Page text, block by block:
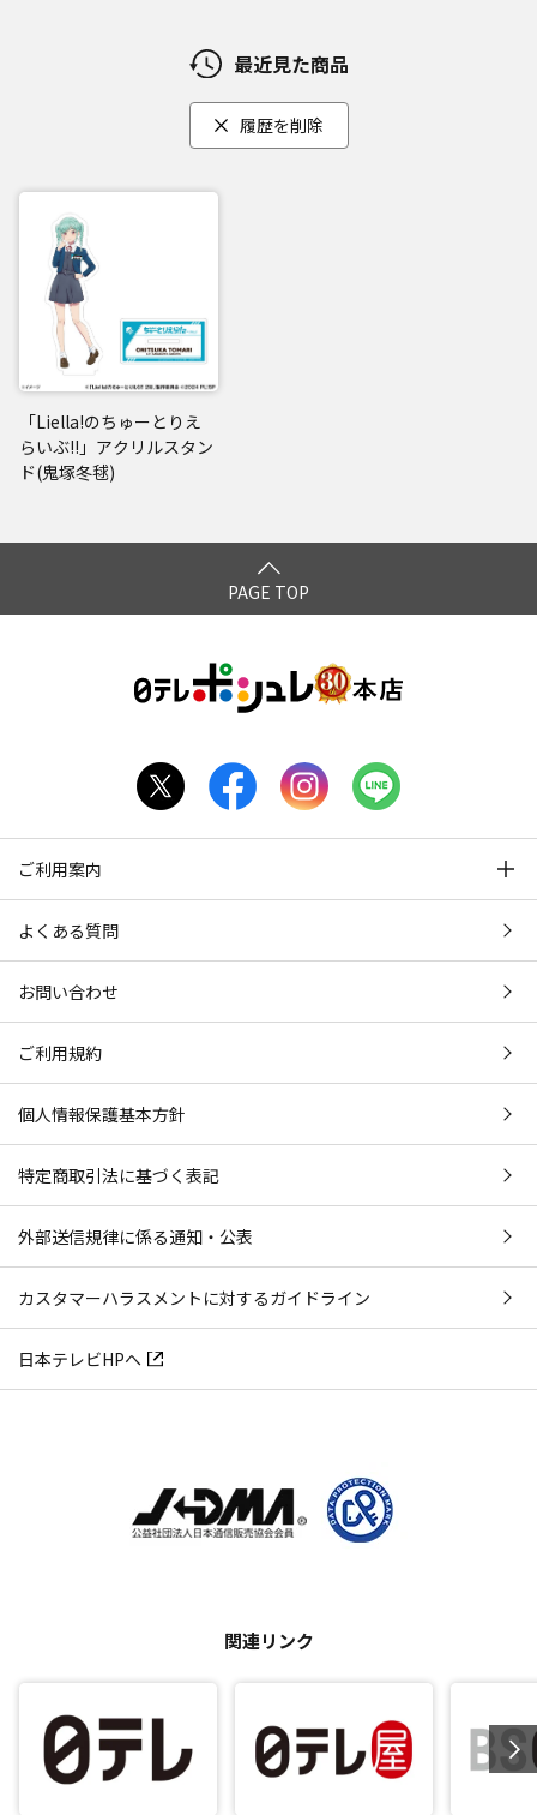
最近見た商品
履歴を削除
「Liella!のちゅーとりえ
らいぶ!!」アクリルスタン
ド(鬼塚冬毬)
PAGE TOP
ご利用案内
よくある質問
お問い合わせ
ご利用規約
個人情報保護基本方針
特定商取引法に基づく表記
外部送信規律に係る通知・公表
カスタマーハラスメントに対するガイドライン
日本テレビHPへ
関連リンク